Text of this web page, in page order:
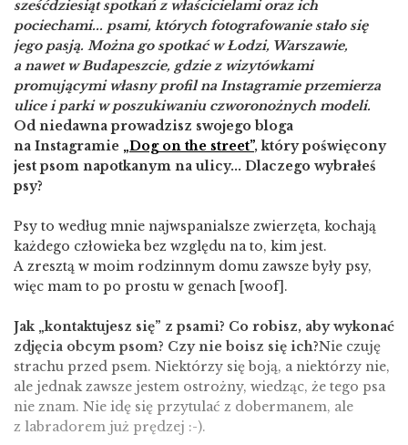
sześćdziesiąt spotkań z właścicielami oraz ich
pociechami... psami, których fotografowanie stało się
jego pasją. Można go spotkać w Łodzi, Warszawie,
a nawet w Budapeszcie, gdzie z wizytówkami
promującymi własny profil na Instagramie przemierza
ulice i parki w poszukiwaniu czworonożnych modeli.
Od niedawna prowadzisz swojego bloga
na Instagramie „Dog on the street”, który poświęcony
jest psom napotkanym na ulicy... Dlaczego wybrałeś
psy?
Psy to według mnie najwspanialsze zwierzęta, kochają
każdego człowieka bez względu na to, kim jest.
A zresztą w moim rodzinnym domu zawsze były psy,
więc mam to po prostu w genach [woof].
Jak „kontaktujesz się” z psami? Co robisz, aby wykonać
zdjęcia obcym psom? Czy nie boisz się ich?Nie czuję
strachu przed psem. Niektórzy się boją, a niektórzy nie,
ale jednak zawsze jestem ostrożny, wiedząc, że tego psa
nie znam. Nie idę się przytulać z dobermanem, ale
z labradorem już prędzej :-).